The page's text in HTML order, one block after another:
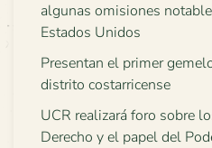
algunas omisiones
Estados Unidos
Presentan el primer
distrito costarricense
UCR realizará foro sobre
Derecho y el papel del